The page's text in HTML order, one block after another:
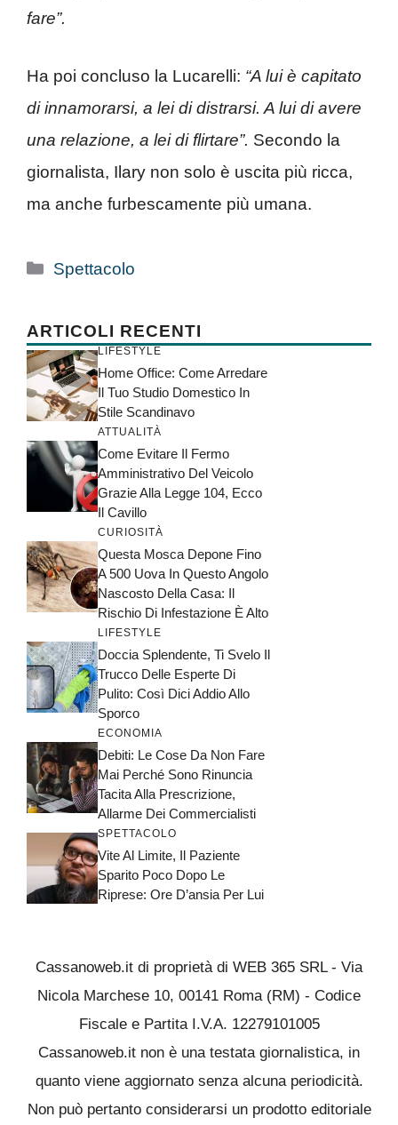
fare”.
Ha poi concluso la Lucarelli: “A lui è capitato
di innamorarsi, a lei di distrarsi. A lui di avere
una relazione, a lei di flirtare”. Secondo la
giornalista, Ilary non solo è uscita più ricca,
ma anche furbescamente più umana.
Categorie
Spettacolo
ARTICOLI RECENTI
LIFESTYLE
Home Office: Come Arredare
Il Tuo Studio Domestico In
Stile Scandinavo
ATTUALITÀ
Come Evitare Il Fermo
Amministrativo Del Veicolo
Grazie Alla Legge 104, Ecco
Il Cavillo
CURIOSITÀ
Questa Mosca Depone Fino
A 500 Uova In Questo Angolo
Nascosto Della Casa: Il
Rischio Di Infestazione È Alto
LIFESTYLE
Doccia Splendente, Ti Svelo Il
Trucco Delle Esperte Di
Pulito: Così Dici Addio Allo
Sporco
ECONOMIA
Debiti: Le Cose Da Non Fare
Mai Perché Sono Rinuncia
Tacita Alla Prescrizione,
Allarme Dei Commercialisti
SPETTACOLO
Vite Al Limite, Il Paziente
Sparito Poco Dopo Le
Riprese: Ore D’ansia Per Lui
Cassanoweb.it di proprietà di WEB 365 SRL - Via
Nicola Marchese 10, 00141 Roma (RM) - Codice
Fiscale e Partita I.V.A. 12279101005
Cassanoweb.it non è una testata giornalistica, in
quanto viene aggiornato senza alcuna periodicità.
Non può pertanto considerarsi un prodotto editoriale